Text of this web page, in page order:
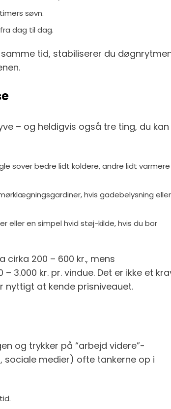
søvn.
dag til dag.
tid, stabiliserer du
– og heldigvis også tre ting, du kan
sover bedre lidt koldere, andre lidt varmere
hvis gadebelysning eller
eller en simpel hvid støj-kilde, hvis du bor
200 – 600 kr., mens
3.000 kr. pr. vindue. Det er ikke et
nyttigt at kende prisniveauet.
og trykker på “arbejd videre”-
sociale medier) ofte tankerne op i